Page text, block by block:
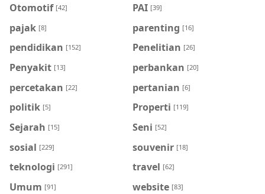
Otomotif [42] PAI [39]
pajak [8] parenting [16]
pendidikan [152] Penelitian [26]
Penyakit [13] perbankan [20]
percetakan [22] pertanian [6]
politik [5] Properti [119]
Sejarah [15] Seni [52]
sosial [229] souvenir [18]
teknologi [291] travel [62]
Umum [91] website [83]